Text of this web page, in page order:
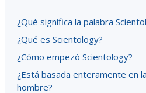
¿Qué significa la palabra
¿Qué es Scientology?
¿Cómo empezó Scientology?
¿Está basada enteramente en
hombre?